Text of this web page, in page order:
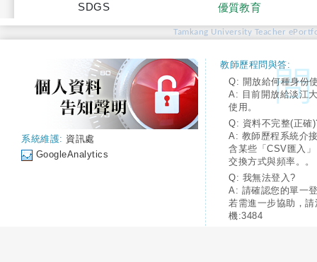
SDGS 優質教育
Tamkang University Teacher
系統維護: 資訊處
GoogleAnalytics
教師歷程問與答:
Q: 開放給何種身份
A: 目前開放給淡江
使用。
Q: 資料不完整(正確
A: 教師歷程系統介
含某些「CSV匯入
交換方式與頻率。。
Q: 我無法登入?
A: 請確認您的單一
若需進一步協助，
機:3484